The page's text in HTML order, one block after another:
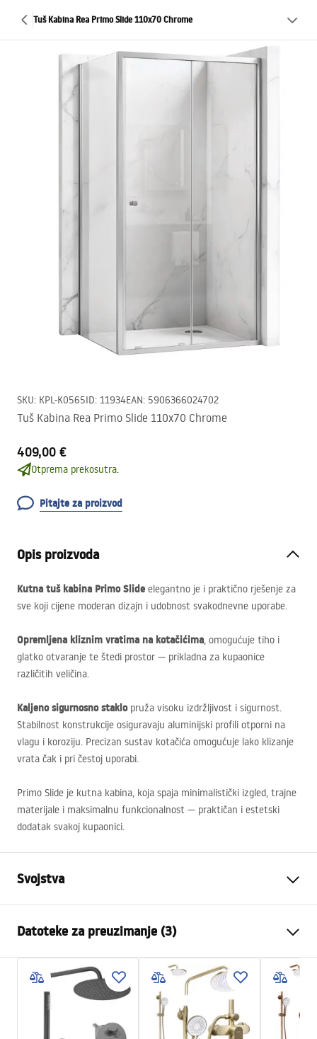
Tuš Kabina Rea Primo Slide 110x70 Chrome
SKU: KPL-K0565ID: 11934EAN: 5906366024702
Tuš Kabina Rea Primo Slide 110x70 Chrome
409,00 €
Otprema prekosutra.
Pitajte za proizvod
Opis proizvoda
Kutna tuš kabina Primo Slide elegantno je i praktično rješenje za
sve koji cijene moderan dizajn i udobnost svakodnevne uporabe.
Opremljena kliznim vratima na kotačićima, omogućuje tiho i
glatko otvaranje te štedi prostor — prikladna za kupaonice
različitih veličina.
Kaljeno sigurnosno staklopruža visoku izdržljivost i sigurnost.
Stabilnost konstrukcije osiguravaju aluminijski profili otporni na
vlagu i koroziju. Precizan sustav kotačića omogućuje lako klizanje
vrata čak i pri čestoj uporabi.
Primo Slide je kutna kabina, koja spaja minimalistički izgled, trajne
materijale i maksimalnu funkcionalnost — praktičan i estetski
dodatak svakoj kupaonici.
Svojstva
stijenka)
Boja
Chrome
Tip kabine
Ugao
Boja stakla
Transparent 4mm
klizni
Datoteke za preuzimanje (3)
Warunki bezpieczeństwa
WARUNKI BEZPIECZENSTWA KABINY DRZWI